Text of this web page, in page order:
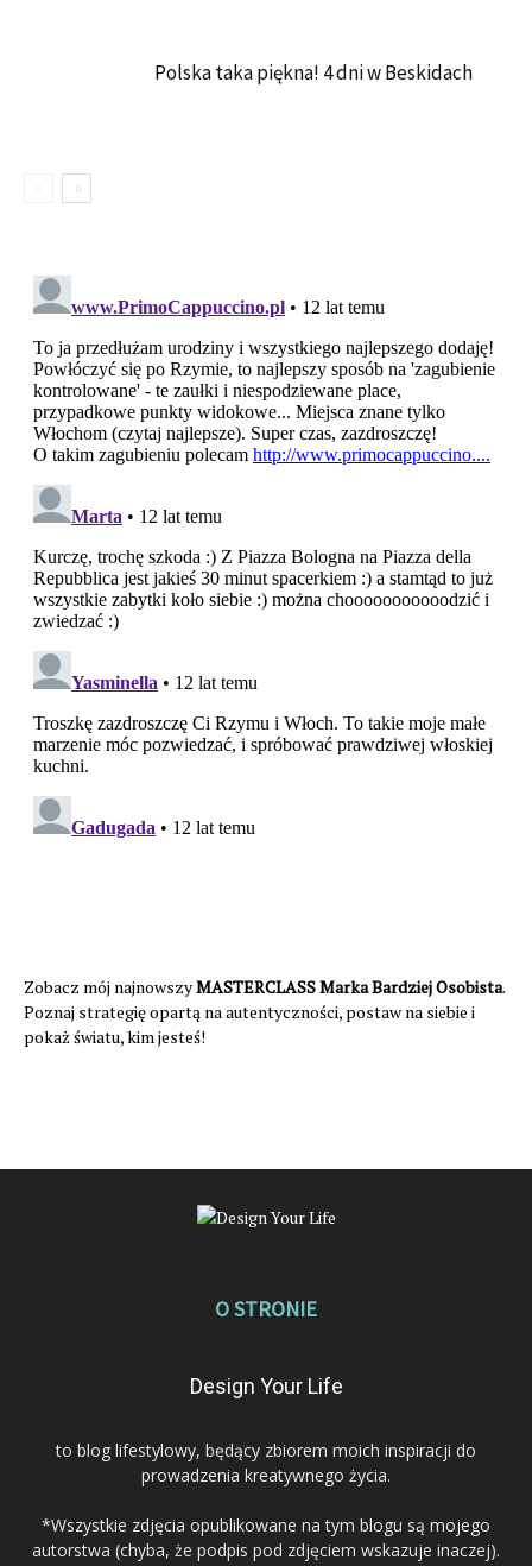
Polska taka piękna! 4 dni w Beskidach
Zobacz mój najnowszyMASTERCLASS Marka Bardziej Osobista.
Poznaj strategię opartą na autentyczności, postaw na siebie i
pokaż światu, kim jesteś!
O STRONIE
Design Your Life
to blog lifestylowy, będący zbiorem moich inspiracji do
prowadzenia kreatywnego życia.
*Wszystkie zdjęcia opublikowane na tym blogu są mojego
autorstwa (chyba, że podpis pod zdjęciem wskazuje inaczej).